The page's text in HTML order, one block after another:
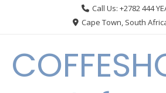
Call Us: +2782 444
Cape Town, South